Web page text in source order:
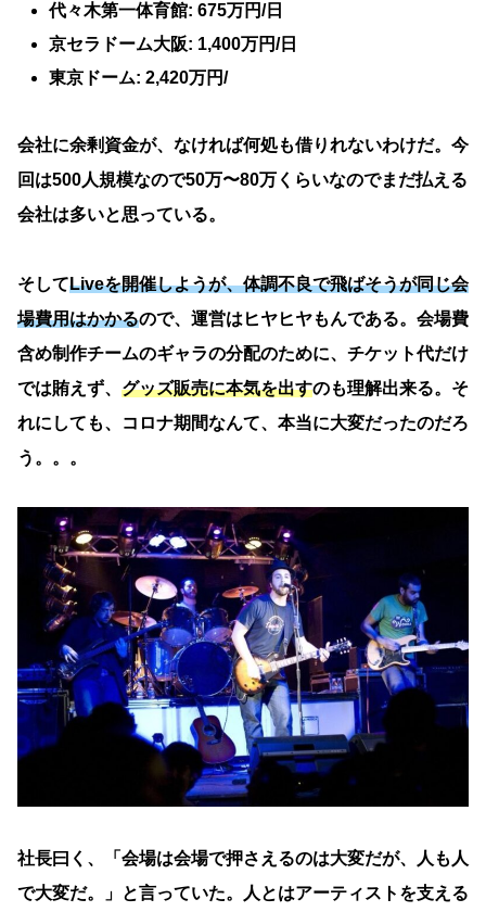
代々木第一体育館: 675万円/日
京セラドーム大阪: 1,400万円/日
東京ドーム: 2,420万円/
会社に余剰資金が、なければ何処も借りれないわけだ。今
回は500人規模なので50万〜80万くらいなのでまだ払える
会社は多いと思っている。
そしてLiveを開催しようが、体調不良で飛ばそうが同じ会
場費用はかかるので、運営はヒヤヒヤもんである。会場費
含め制作チームのギャラの分配のために、チケット代だけ
では賄えず、 グッズ販売に本気を出すのも理解出来る。そ
れにしても、コロナ期間なんて、本当に大変だったのだろ
う。。。
社長曰く、「会場は会場で押さえるのは大変だが、人も人
で大変だ。」と言っていた。人とはアーティストを支える